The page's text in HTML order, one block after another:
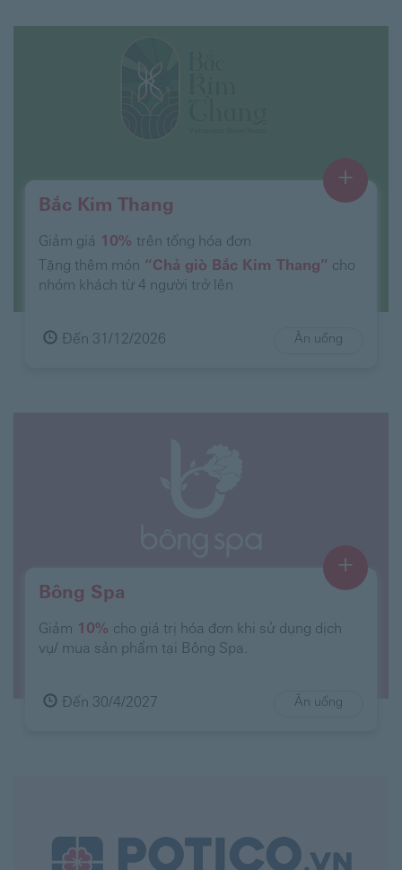
Bắc Kim Thang
Giảm giá 10% trên tổng hóa đơn
Tặng thêm món “Chả giò Bắc Kim Thang” cho
nhóm khách từ 4 người trở lên
Đến 31/12/2026
+
Ăn uống
Bông Spa
Giảm 10% cho giá trị hóa đơn khi sử dụng dịch
vụ/ mua sản phẩm tại Bông Spa.
Đến 30/4/2027
+
Ăn uống